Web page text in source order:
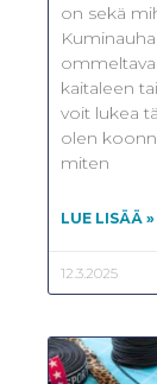
on sekä
kaitaleen
voit lukea
olen
miten
LUE LISÄÄ »
12.3.2025